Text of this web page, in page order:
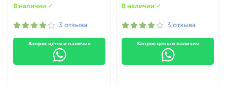
В наличии ✓
3 отзыва
Запрос цены и наличия
В наличии ✓
3 отзыва
Запрос цены и наличия